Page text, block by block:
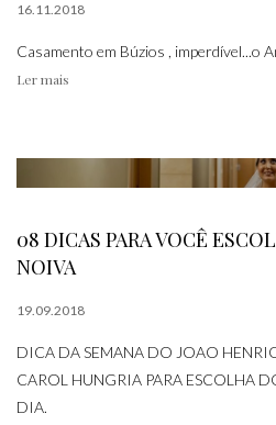
16.11.2018
Casamento em Búzios , imperdível...o
Ler mais
08 DICAS PARA VOCÊ
NOIVA
19.09.2018
DICA DA SEMANA DO JOAO
CAROL HUNGRIA PARA ESCOLHA
DIA.